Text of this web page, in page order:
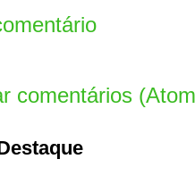
comentários